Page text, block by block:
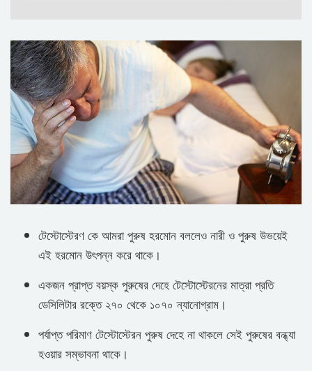
টেস্টোস্টেরণ কে আমরা পুরুষ হরমোন বললেও নারী ও পুরুষ উভয়েই
এই হরমোন উৎপন্ন করে থাকে।
একজন প্রাপ্ত বয়স্ক পুরুষের দেহে টেস্টোস্টেরনের মাত্রা প্রতি
ডেসিলিটার রক্তে ২৭০ থেকে ১০৭০ ন্যানোগ্রাম।
পর্যাপ্ত পরিমাণ টেস্টোস্টেরন পুরুষ দেহে না থাকলে সেই পুরুষের বন্ধ্যা
হওয়ার সম্ভাবনা থাকে।